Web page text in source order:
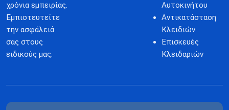
χρόνια εμπειρίας.
Εμπιστευτείτε
την ασφάλειά
σας στους
ειδικούς μας.
Αυτοκινήτου
Αντικατάσταση
Κλειδιών
Επισκευές
Κλειδαριών